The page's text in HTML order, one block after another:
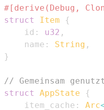
#[derive(Debug,
struct
Item
{
    id
: u32 ,
    name
: String ,
}
// Gemeinsam
struct
AppState
{
    item_cache
: Arc